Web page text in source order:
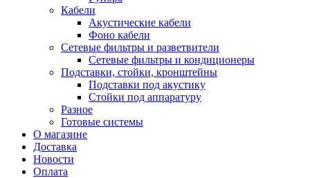
Кабели
Акустические кабели
Фоно кабели
Сетевые фильтры и разветвители
Сетевые фильтры и кондиционеры
Подставки, стойки, кронштейны
Подставки под акустику
Стойки под аппаратуру
Разное
Готовые системы
О магазине
Доставка
Новости
Оплата